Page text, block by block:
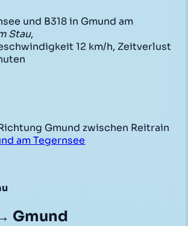
und B318 in Gmund am
Stau,
12 km/h, Zeitverlust
Gmund zwischen Reitrain
am Tegernsee
Gmund